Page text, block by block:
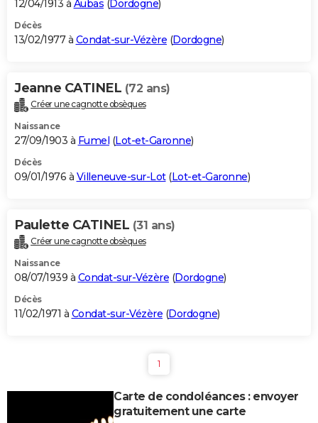
12/04/1913 à Aubas (Dordogne)
Décès
13/02/1977 à Condat-sur-Vézère (Dordogne)
Jeanne CATINEL (72 ans)
Créer une cagnotte obsèques
Naissance
27/09/1903 à Fumel (Lot-et-Garonne)
Décès
09/01/1976 à Villeneuve-sur-Lot(Lot-et-Garonne)
Paulette CATINEL (31 ans)
Créer une cagnotte obsèques
Naissance
08/07/1939 à Condat-sur-Vézère (Dordogne)
Décès
11/02/1971 à Condat-sur-Vézère (Dordogne)
1
Carte de condoléances : envoyer
gratuitement une carte